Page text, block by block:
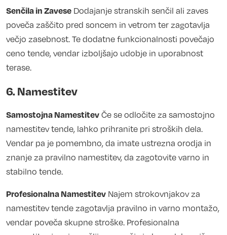
Senčila in Zavese Dodajanje stranskih senčil ali zaves
poveča zaščito pred soncem in vetrom ter zagotavlja
večjo zasebnost. Te dodatne funkcionalnosti povečajo
ceno tende, vendar izboljšajo udobje in uporabnost
terase.
6. Namestitev
Samostojna Namestitev Če se odločite za samostojno
namestitev tende, lahko prihranite pri stroških dela.
Vendar pa je pomembno, da imate ustrezna orodja in
znanje za pravilno namestitev, da zagotovite varno in
stabilno tende.
Profesionalna Namestitev Najem strokovnjakov za
namestitev tende zagotavlja pravilno in varno montažo,
vendar poveča skupne stroške. Profesionalna